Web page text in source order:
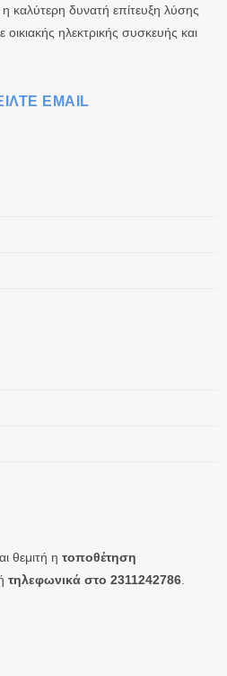
καλύτερη δυνατή επίτευξη λύσης
ηλεκτρικής συσκευής και
EMAIL
θεμιτή η τοποθέτηση
τηλεφωνικά στο 2311242786.